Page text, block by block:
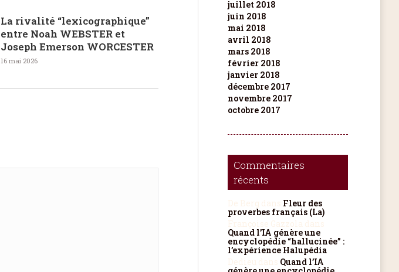
La rivalité “lexicographique”
entre Noah WEBSTER et
Joseph Emerson WORCESTER
16 mai 2026
juillet 2018
juin 2018
mai 2018
avril 2018
mars 2018
février 2018
janvier 2018
décembre 2017
novembre 2017
octobre 2017
Commentaires
récents
Fleur des
proverbes français (La)
Quand l’IA génère une
encyclopédie “hallucinée” :
l’expérience Halupédia
Quand l’IA